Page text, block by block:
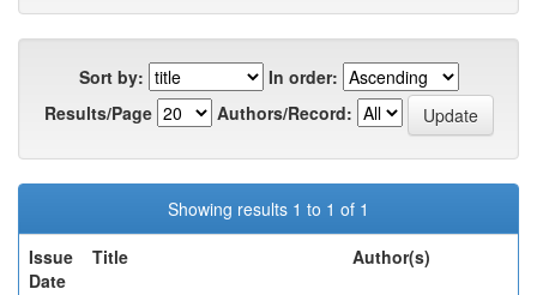
Sort by:
In order:
Results/Page
Authors/Record:
Showing results 1 to 1 of 1
Issue
Date
Title Author(s)